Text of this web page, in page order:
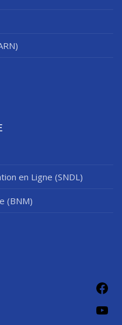
en Ligne (SNDL)
(BNM)